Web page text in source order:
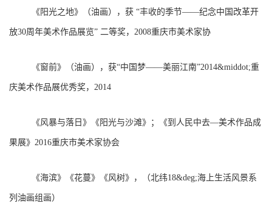
《阳光之地》（油画），获 “丰收的季节——纪念中国改革开
放30周年美术作品展览” 二等奖，2008重庆市美术家协
《窗前》（油画），获“中国梦——美丽江南”2014&middot;重
庆美术作品展优秀奖，2014
《风暴与落日》《阳光与沙滩》；《到人民中去—美术作品成
果展》2016重庆市美术家协会
《海滨》《花蔓》《风树》，（北纬18&deg;海上生活风景系
列油画组画）